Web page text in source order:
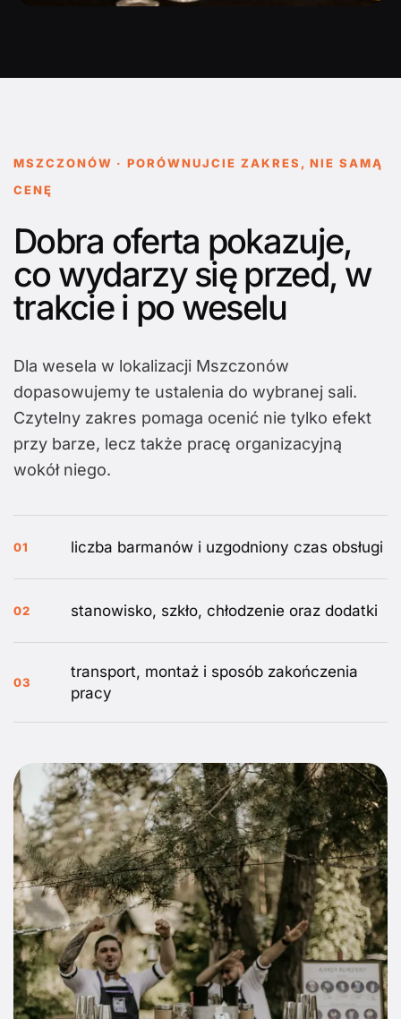
MSZCZONÓW · PORÓWNUJCIE ZAKRES, NIE SAMĄ
CENĘ
Dobra oferta pokazuje,
co wydarzy się przed, w
trakcie i po weselu
Dla wesela w lokalizacji Mszczonów
dopasowujemy te ustalenia do wybranej sali.
Czytelny zakres pomaga ocenić nie tylko efekt
przy barze, lecz także pracę organizacyjną
wokół niego.
01 liczba barmanów i uzgodniony czas obsługi
02 stanowisko, szkło, chłodzenie oraz dodatki
03
transport, montaż i sposób zakończenia
pracy